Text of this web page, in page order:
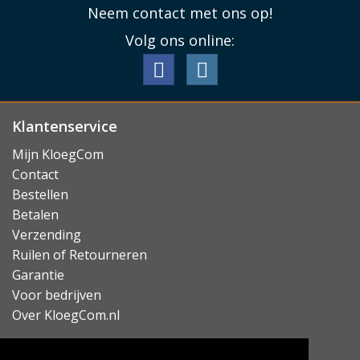
Neem contact met ons op!
Volg ons online:
Klantenservice
Mijn KloegCom
Contact
Bestellen
Betalen
Verzending
Ruilen of Retourneren
Garantie
Voor bedrijven
Over KloegCom.nl